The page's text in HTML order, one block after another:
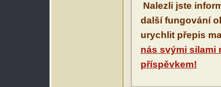
Nalezli jste
další fungování
urychlit přepis
nás svými silami
příspěvkem!